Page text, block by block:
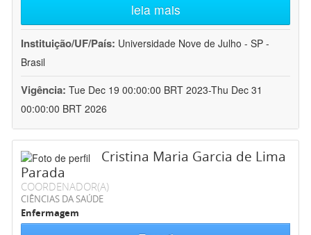
leia mais
Instituição/UF/País: Universidade Nove de Julho - SP -
Brasil
Vigência: Tue Dec 19 00:00:00 BRT 2023-Thu Dec 31
00:00:00 BRT 2026
Cristina Maria Garcia de Lima
Parada
COORDENADOR(A)
CIÊNCIAS DA SAÚDE
Enfermagem